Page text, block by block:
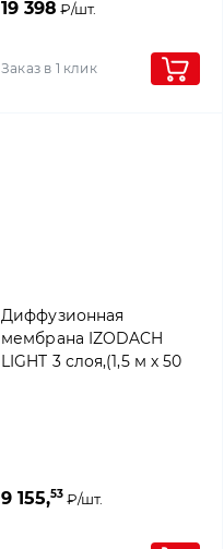
19 398 ₽/шт.
Заказ в 1 клик
Диффузионная
мембрана IZODACH
LIGHT 3 слоя,(1,5 м х 50
9 155,53 ₽/шт.